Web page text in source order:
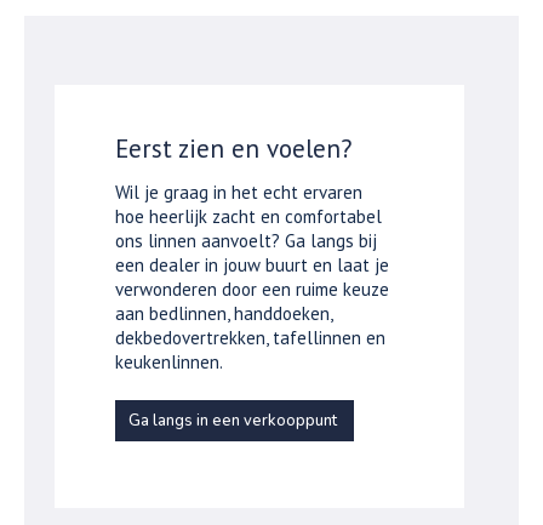
Eerst zien en voelen?
Wil je graag in het echt ervaren
hoe heerlijk zacht en comfortabel
ons linnen aanvoelt? Ga langs bij
een dealer in jouw buurt en laat je
verwonderen door een ruime keuze
aan bedlinnen, handdoeken,
dekbedovertrekken, tafellinnen en
keukenlinnen.
Ga langs in een verkooppunt